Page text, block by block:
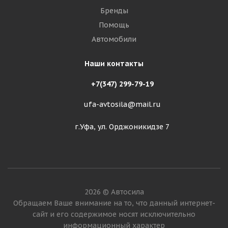
Бренды
Помощь
Автомобили
Наши контакты
+7(347) 299-79-19
ufa-avtosila@mail.ru
г.Уфа, ул. Орджоникидзе 7
2026 © Автосила
Обращаем Ваше внимание на то, что данный интернет-
сайт и его содержимое носят исключительно
информационный характер